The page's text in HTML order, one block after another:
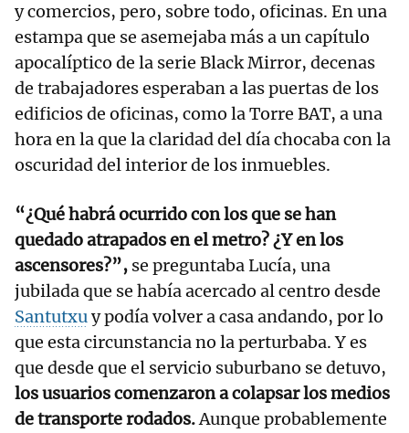
y comercios, pero, sobre todo, oficinas. En una
estampa que se asemejaba más a un capítulo
apocalíptico de la serie Black Mirror, decenas
de trabajadores esperaban a las puertas de los
edificios de oficinas, como la Torre BAT, a una
hora en la que la claridad del día chocaba con la
oscuridad del interior de los inmuebles.
“¿Qué habrá ocurrido con los que se han
quedado atrapados en el metro? ¿Y en los
ascensores?”, se preguntaba Lucía, una
jubilada que se había acercado al centro desde
Santutxuy podía volver a casa andando, por lo
que esta circunstancia no la perturbaba. Y es
que desde que el servicio suburbano se detuvo,
los usuarios comenzaron a colapsar los medios
de transporte rodados.Aunque probablemente